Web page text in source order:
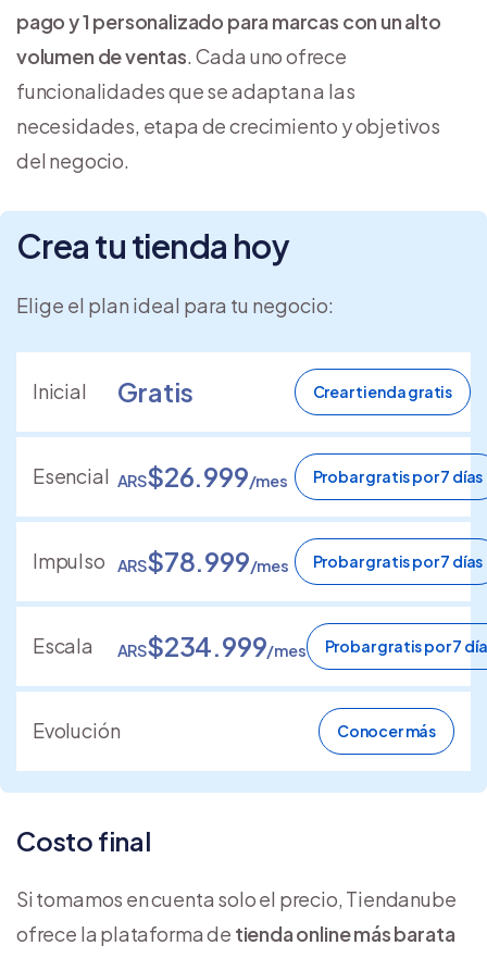
pago y 1 personalizado para marcas con un alto
volumen de ventas . Cada uno ofrece
funcionalidades que se adaptan a las
necesidades, etapa de crecimiento y objetivos
del negocio.
Crea tu tienda hoy
Elige el plan ideal para tu negocio:
Inicial Gratis Crear tienda gratis
Esencial ARS$26.999/mes Probar gratis por 7 días
Impulso ARS$78.999/mes Probar gratis por 7 días
Escala ARS$234.999/mes Probar gratis por 7
Evolución Conocer más
Costo final
Si tomamos en cuenta solo el precio, Tiendanube
ofrece la plataforma de tienda online más barata